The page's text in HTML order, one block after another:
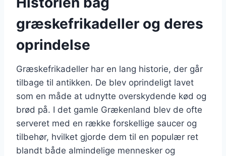
græskefrikadeller og deres
oprindelse
Græskefrikadeller har en lang historie, der går
tilbage til antikken. De blev oprindeligt lavet
som en måde at udnytte overskydende kød og
brød på. I det gamle Grækenland blev de ofte
serveret med en række forskellige saucer og
tilbehør, hvilket gjorde dem til en populær ret
blandt både almindelige mennesker og